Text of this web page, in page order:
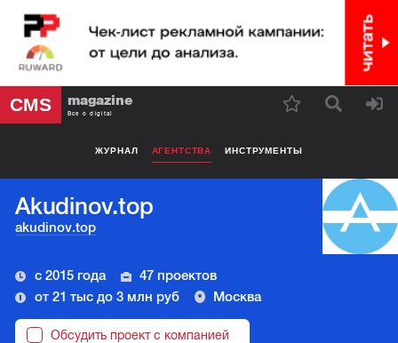
CMS magazine
Все о digital
ЖУРНАЛ АГЕНТСТВА ИНСТРУМЕНТЫ
Akudinov.top
akudinov.top
с 2015 года
47 проектов
от 21 тыс до 3 млн руб
Москва
Обсудить проект с компанией